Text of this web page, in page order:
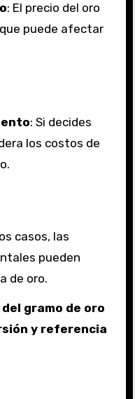
: El precio del oro
puede afectar
: Si decides
los costos de
casos, las
pueden
de oro.
gramo de oro
y referencia